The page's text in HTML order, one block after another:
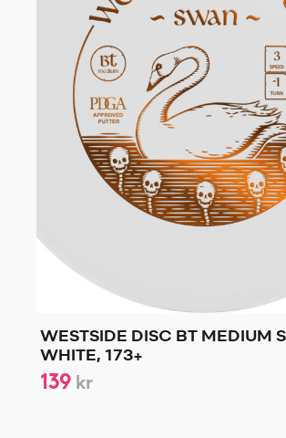
WESTSIDE DISC BT MEDIUM
WHITE, 173+
139 kr